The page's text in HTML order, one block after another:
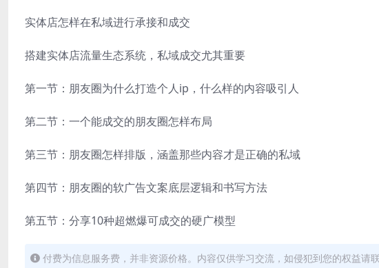
实体店怎样在私域进行承接和成交
搭建实体店流量生态系统，私域成交尤其重要
第一节：朋友圈为什么打造个人ip，什么样的内容吸引人
第二节：一个能成交的朋友圈怎样布局
第三节：朋友圈怎样排版，涵盖那些内容才是正确的私域
第四节：朋友圈的软广告文案底层逻辑和书写方法
第五节：分享10种超燃爆可成交的硬广模型
付费为信息服务费，并非资源价格。内容仅供学习交流，如侵犯到您的权益